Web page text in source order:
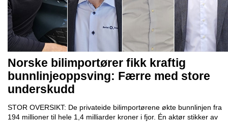
Norske bilimportører fikk kraftig
bunnlinjeoppsving: Færre med store
underskudd
STOR OVERSIKT: De privateide bilimportørene økte bunnlinjen fra
194 millioner til hele 1,4 milliarder kroner i fjor. Én aktør stikker av